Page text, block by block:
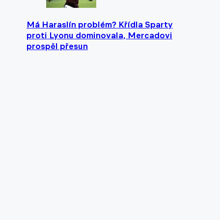
Má Haraslín problém? Křídla Sparty
proti Lyonu dominovala, Mercadovi
prospěl přesun